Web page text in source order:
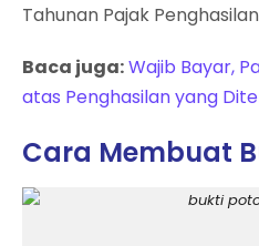
Tahunan Pajak
Baca juga:Wajib Bayar,
atas Penghasilan yang
Cara Membuat